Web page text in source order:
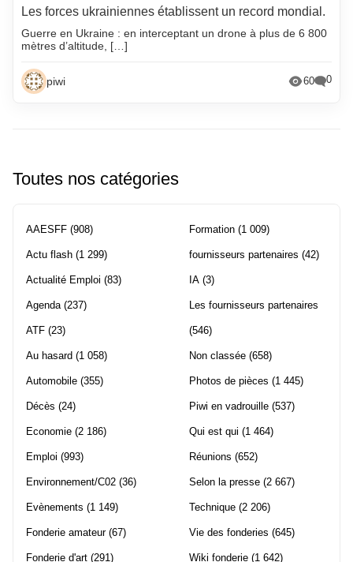
Les forces ukrainiennes établissent un record mondial.
Guerre en Ukraine : en interceptant un drone à plus de 6 800
mètres d’altitude, […]
piwi 60 0
Toutes nos catégories
AAESFF (908)
Actu flash (1 299)
Actualité Emploi (83)
Agenda (237)
ATF (23)
Au hasard (1 058)
Automobile (355)
Décès (24)
Economie (2 186)
Emploi (993)
Environnement/C02 (36)
Evènements (1 149)
Fonderie amateur(67)
Fonderie d'art (291)
Formation (1 009)
fournisseurs partenaires (42)
IA (3)
Les fournisseurs partenaires
(546)
Non classée (658)
Photos de pièces (1 445)
Piwi en vadrouille (537)
Qui est qui (1 464)
Réunions (652)
Selon la presse (2 667)
Technique (2 206)
Vie des fonderies (645)
Wiki fonderie (1 642)